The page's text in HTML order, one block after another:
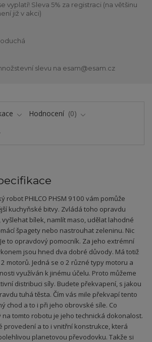
vyplatí! Sleva 5% za registraci (na většinu
již v akci)
slevu na esam@esam.cz
Hodnocení
0
robot PHILCO PHSM 9100 vám pomůže
kuchyňské bitvy. Zvládá toho opravdu
bílek, namlít maso, udělat lahodné
špagety nebo nastrouhat zeleninu. Nic
to opravdový pomocník. Za jeho extrémní
jsou hned dva dobré důvody. Má totiž
motorů. Jedná se o 2 různé typy motoru a
využíván k jinému účelu. Proto můžeme
distribuci síly. Budete překvapení, s jakou
tuhá těsta. Čím vás mile překvapí tento
chod a to i při jeho obrovské síle. Co
na tomto robotu je jeho technická dokonalost.
provedení a to i vnitřní konstrukce, která
planetovou převodovku. Takže si